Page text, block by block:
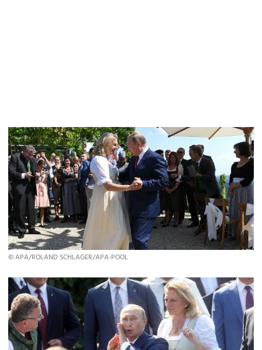
© APA/ROLAND SCHLAGER/APA-POOL